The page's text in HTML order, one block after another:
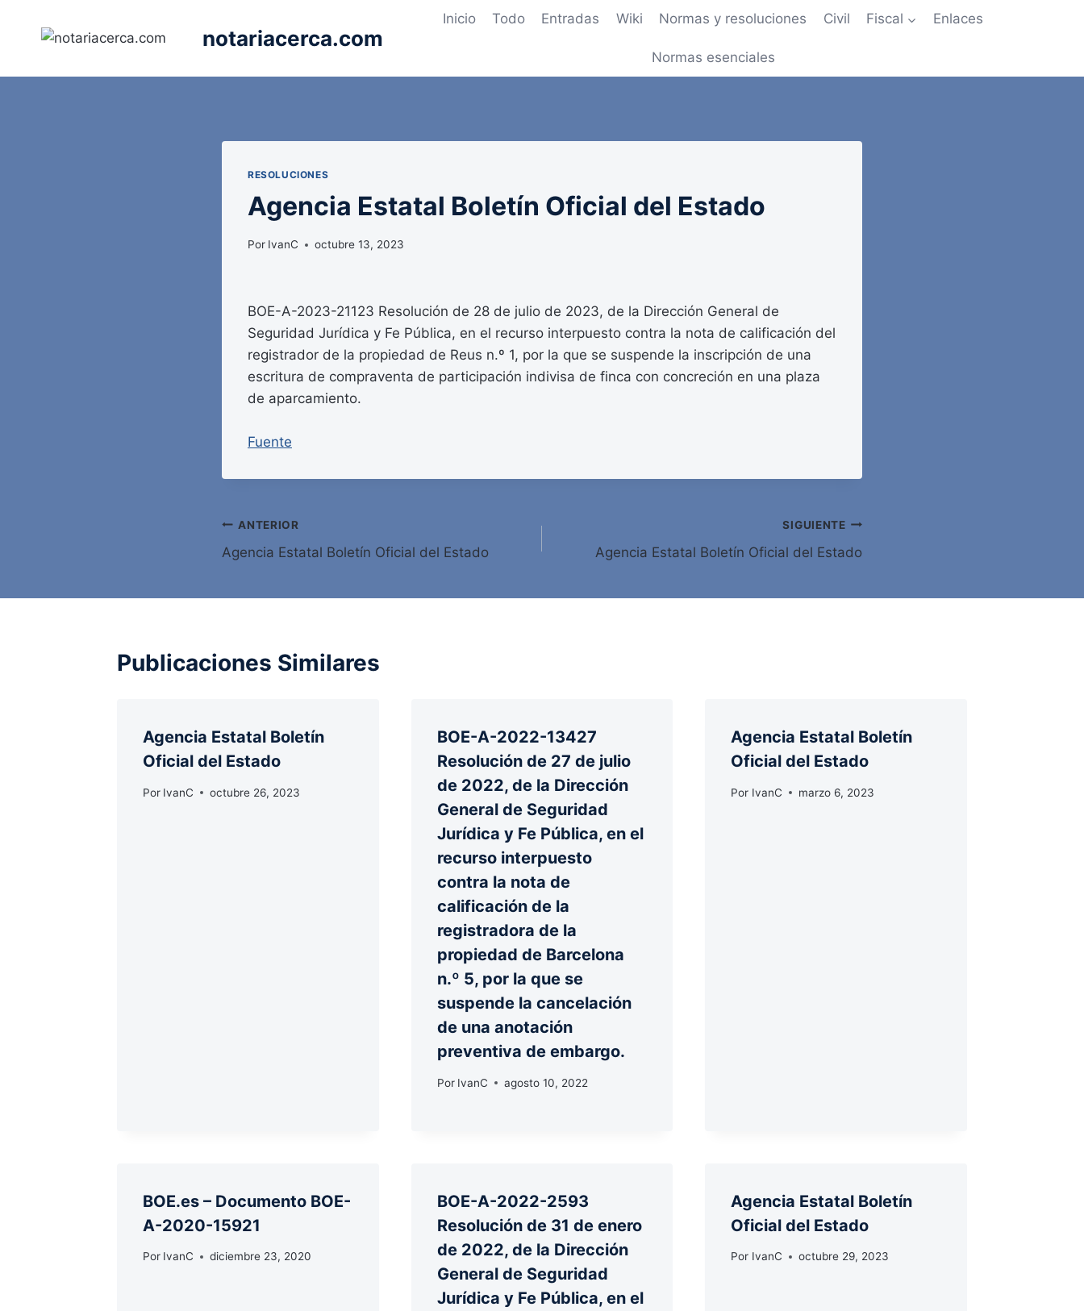
notariacerca.com
Inicio Todo Entradas Wiki Normas y resoluciones Civil Fiscal Enlaces
Normas esenciales
RESOLUCIONES
Agencia Estatal Boletín Oficial del Estado
Por IvanC octubre 13, 2023
BOE-A-2023-21123 Resolución de 28 de julio de 2023, de la Dirección General de
Seguridad Jurídica y Fe Pública, en el recurso interpuesto contra la nota de calificación del
registrador de la propiedad de Reus n.º 1, por la que se suspende la inscripción de una
escritura de compraventa de participación indivisa de finca con concreción en una plaza
de aparcamiento.
Fuente
Navegación
de
entradas
ANTERIOR
Agencia Estatal Boletín Oficial del Estado
SIGUIENTE
Agencia Estatal Boletín Oficial del Estado
Publicaciones Similares
Agencia Estatal Boletín
Oficial del Estado
Por IvanC octubre 26, 2023
BOE-A-2022-13427
Resolución de 27 de julio
de 2022, de la Dirección
General de Seguridad
Jurídica y Fe Pública, en el
recurso interpuesto
contra la nota de
calificación de la
registradora de la
propiedad de Barcelona
n.º 5, por la que se
suspende la cancelación
de una anotación
preventiva de embargo.
Por IvanC agosto 10, 2022
Agencia Estatal Boletín
Oficial del Estado
Por IvanC marzo 6, 2023
BOE.es – Documento BOE-
A-2020-15921
Por IvanC diciembre 23, 2020
BOE-A-2022-2593
Resolución de 31 de enero
de 2022, de la Dirección
General de Seguridad
Jurídica y Fe Pública, en el
Agencia Estatal Boletín
Oficial del Estado
Por IvanC octubre 29, 2023